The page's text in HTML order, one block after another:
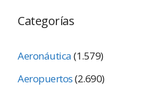
Categorías
Aeronáutica(1.579)
Aeropuertos(2.690)